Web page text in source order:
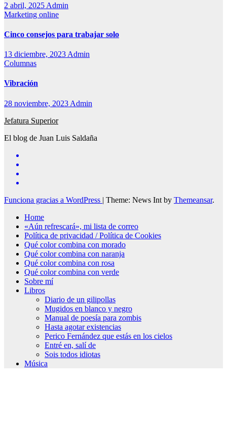
2 abril, 2025 Admin
Marketing online
Cinco consejos para trabajar solo
13 diciembre, 2023 Admin
Columnas
Vibración
28 noviembre, 2023 Admin
Jefatura Superior
El blog de Juan Luis Saldaña
Funciona gracias a WordPress | Theme: News Int by Themeansar.
Home
«Aún refrescará», mi lista de correo
Política de privacidad / Política de Cookies
Qué color combina con morado
Qué color combina con naranja
Qué color combina con rosa
Qué color combina con verde
Sobre mí
Libros
Diario de un gilipollas
Mugidos en blanco y negro
Manual de poesía para zombis
Hasta agotar existencias
Perico Fernández que estás en los cielos
Entré en, salí de
Sois todos idiotas
Música